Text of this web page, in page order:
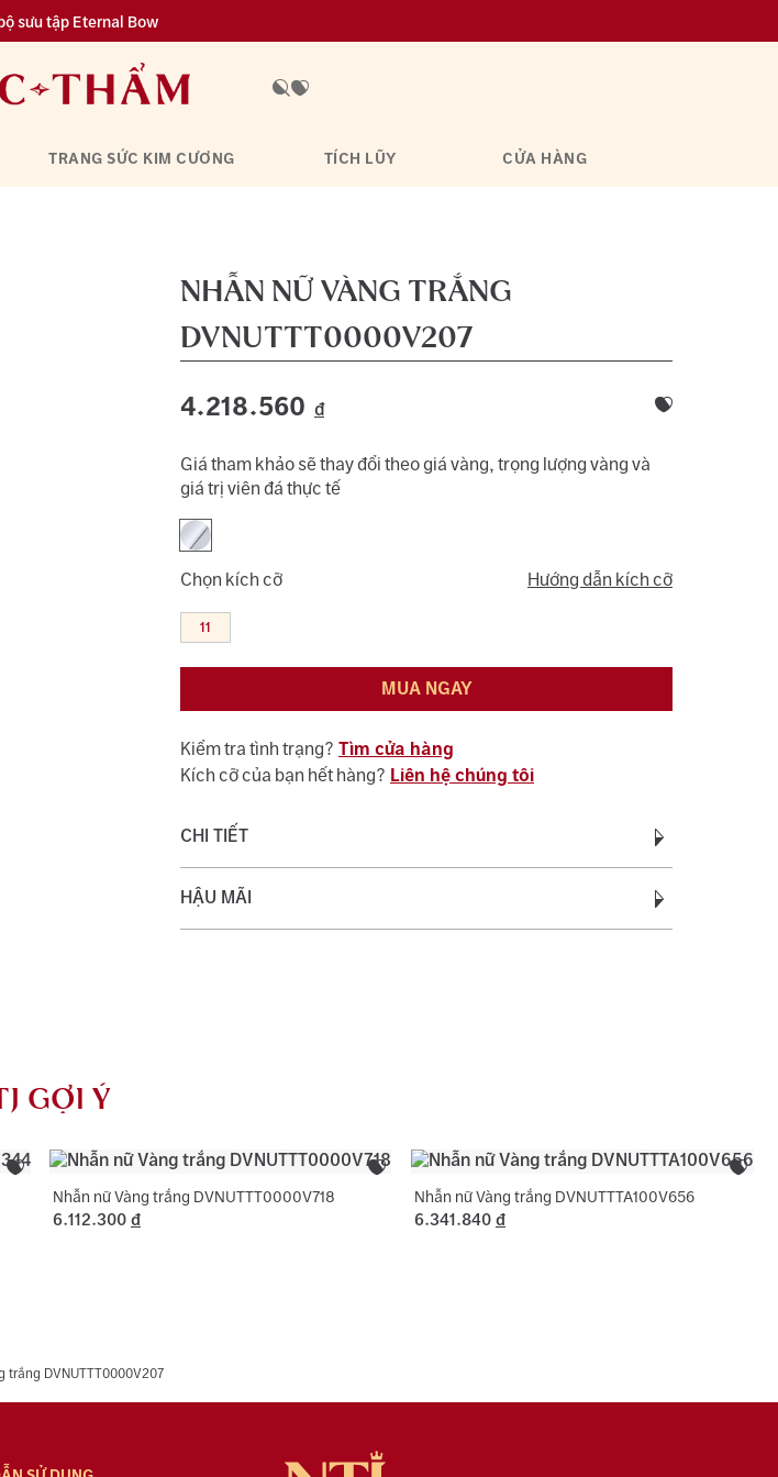
sưu tập Eternal Bow
luỹ từ 0.1 chỉ vàng 999.9
TRANG SỨC KIM CƯƠNG TÍCH LŨY CỬA HÀNG
NHẪN NỮ VÀNG TRẮNG
DVNUTTT0000V207
4.218.560 đ
Giá tham khảo sẽ thay đổi theo giá vàng, trọng lượng vàng và
giá trị viên đá thực tế
Chọn kích cỡ Hướng dẫn kích cỡ
11
MUA NGAY
Kiểm tra tình trạng? Tìm cửa hàng
Kích cỡ của bạn hết hàng? Liên hệ chúng tôi
CHI TIẾT
Chất liệu:
HẬU MÃI
GỢI Ý
Nhẫn nữ Vàng trắng DVNUTTT0000V718
6.112.300 đ
Nhẫn nữ Vàng trắng DVNUTTTA100V656
6.341.840 đ
trắng DVNUTTT0000V207